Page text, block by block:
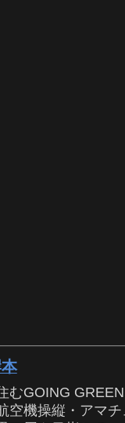
むGOING
空機操縦・アマ